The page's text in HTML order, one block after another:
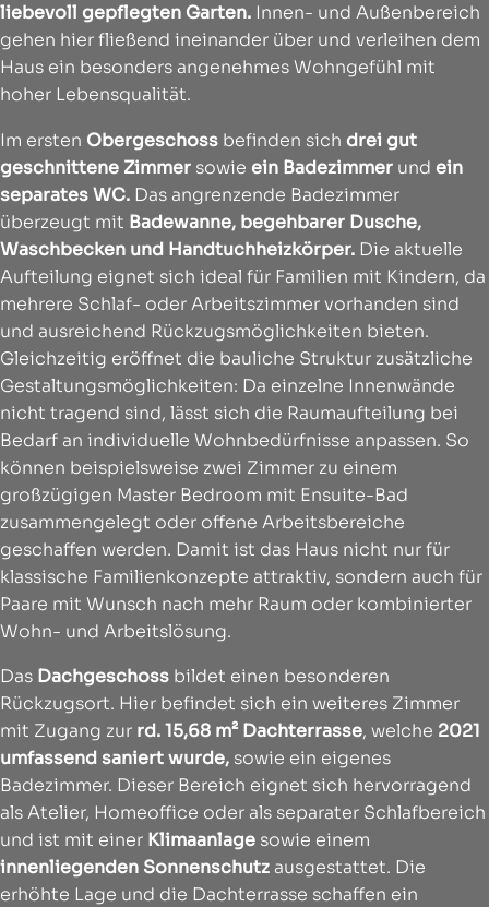
liebevoll gepflegten Garten. Innen- und Außenbereich
gehen hier fließend ineinander über und verleihen dem
Haus ein besonders angenehmes Wohngefühl mit
hoher Lebensqualität.
Im ersten Obergeschoss befinden sich drei gut
geschnittene Zimmer sowie ein Badezimmer und ein
separates WC. Das angrenzende Badezimmer
überzeugt mit Badewanne, begehbarer Dusche,
Waschbecken und Handtuchheizkörper. Die aktuelle
Aufteilung eignet sich ideal für Familien mit Kindern, da
mehrere Schlaf- oder Arbeitszimmer vorhanden sind
und ausreichend Rückzugsmöglichkeiten bieten.
Gleichzeitig eröffnet die bauliche Struktur zusätzliche
Gestaltungsmöglichkeiten: Da einzelne Innenwände
nicht tragend sind, lässt sich die Raumaufteilung bei
Bedarf an individuelle Wohnbedürfnisse anpassen. So
können beispielsweise zwei Zimmer zu einem
großzügigen Master Bedroom mit Ensuite-Bad
zusammengelegt oder offene Arbeitsbereiche
geschaffen werden. Damit ist das Haus nicht nur für
klassische Familienkonzepte attraktiv, sondern auch für
Paare mit Wunsch nach mehr Raum oder kombinierter
Wohn- und Arbeitslösung.
Das Dachgeschoss bildet einen besonderen
Rückzugsort. Hier befindet sich ein weiteres Zimmer
mit Zugang zur rd. 15,68 m² Dachterrasse, welche 2021
umfassend saniert wurde, sowie ein eigenes
Badezimmer. Dieser Bereich eignet sich hervorragend
als Atelier, Homeoffice oder als separater Schlafbereich
und ist mit einer Klimaanlage sowie einem
innenliegenden Sonnenschutz ausgestattet. Die
erhöhte Lage und die Dachterrasse schaffen ein